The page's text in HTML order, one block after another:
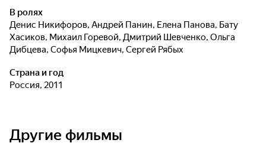
где его ждёт старый знакомый Вагит Валиев: он знает о
Куэрте то, чего не знает больше ни один человек. Чтобы
победить, Артёму придется снова выйти на ринг.
В ролях
Денис Никифоров, Андрей Панин, Елена Панова, Бату
Хасиков, Михаил Горевой, Дмитрий Шевченко, Ольга
Дибцева, Софья Мицкевич, Сергей Рябых
Страна и год
Россия, 2011
Другие фильмы